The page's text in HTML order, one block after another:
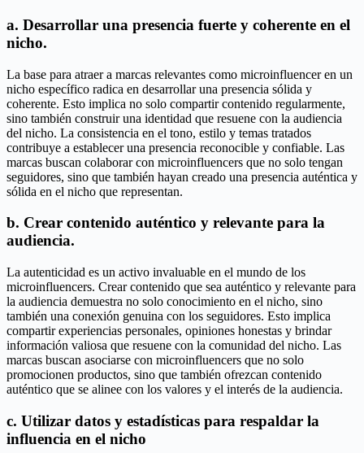
a. Desarrollar una presencia fuerte y coherente en el
nicho.
La base para atraer a marcas relevantes como microinfluencer en un
nicho específico radica en desarrollar una presencia sólida y
coherente. Esto implica no solo compartir contenido regularmente,
sino también construir una identidad que resuene con la audiencia
del nicho. La consistencia en el tono, estilo y temas tratados
contribuye a establecer una presencia reconocible y confiable. Las
marcas buscan colaborar con microinfluencers que no solo tengan
seguidores, sino que también hayan creado una presencia auténtica y
sólida en el nicho que representan.
b. Crear contenido auténtico y relevante para la
audiencia.
La autenticidad es un activo invaluable en el mundo de los
microinfluencers. Crear contenido que sea auténtico y relevante para
la audiencia demuestra no solo conocimiento en el nicho, sino
también una conexión genuina con los seguidores. Esto implica
compartir experiencias personales, opiniones honestas y brindar
información valiosa que resuene con la comunidad del nicho. Las
marcas buscan asociarse con microinfluencers que no solo
promocionen productos, sino que también ofrezcan contenido
auténtico que se alinee con los valores y el interés de la audiencia.
c. Utilizar datos y estadísticas para respaldar la
influencia en el nicho